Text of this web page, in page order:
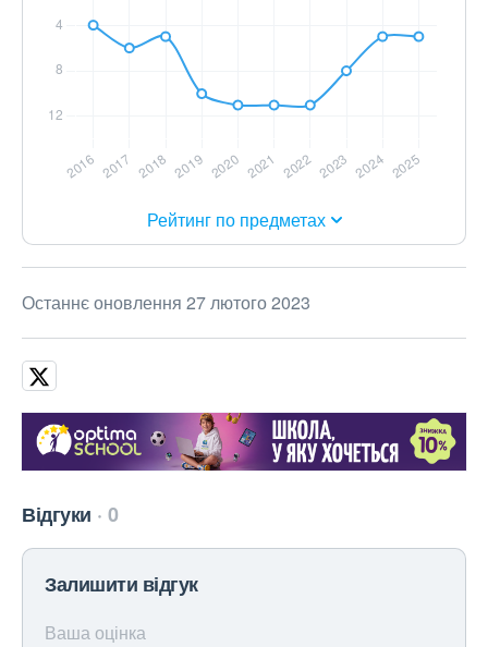
Рейтинг по предметах
Останнє оновлення 27 лютого 2023
Відгуки 0
Залишити відгук
Ваша оцінка